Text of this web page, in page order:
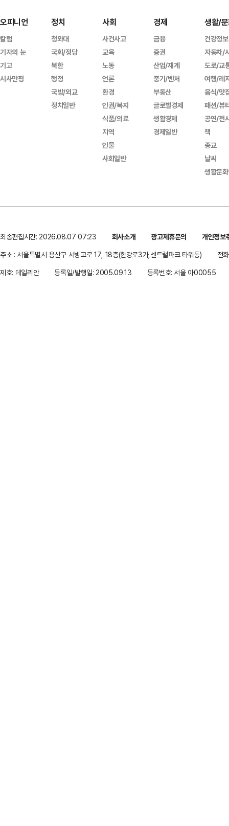
오피니언
칼럼
기자의 눈
기고
시사만평
정치
청와대
국회/정당
북한
행정
국방/외교
정치일반
사회
사건사고
교육
노동
언론
환경
인권/복지
식품/의료
지역
인물
사회일반
경제
금융
증권
산업/재계
중기/벤처
부동산
글로벌경제
생활경제
경제일반
생활/
건강정보
자동차/
도로/교
여행/레
음식/맛
패션/뷰
공연/전
책
종교
날씨
생활문
최종편집시간: 2026.08.07 07:23 회사소개 광고제휴문의
개인정보
주소 : 서울특별시 용산구 서빙고로 17, 18층(한강로3가,센트럴파크 타워동)
전
제호: 데일리안
등록일/발행일: 2005.09.13 등록번호: 서울 아00055